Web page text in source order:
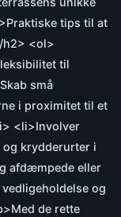
tips til at
h2> <ol>
til
små
i proximitet til et
<li>Involver
krydderurter i
afdæmpede eller
og
de rette